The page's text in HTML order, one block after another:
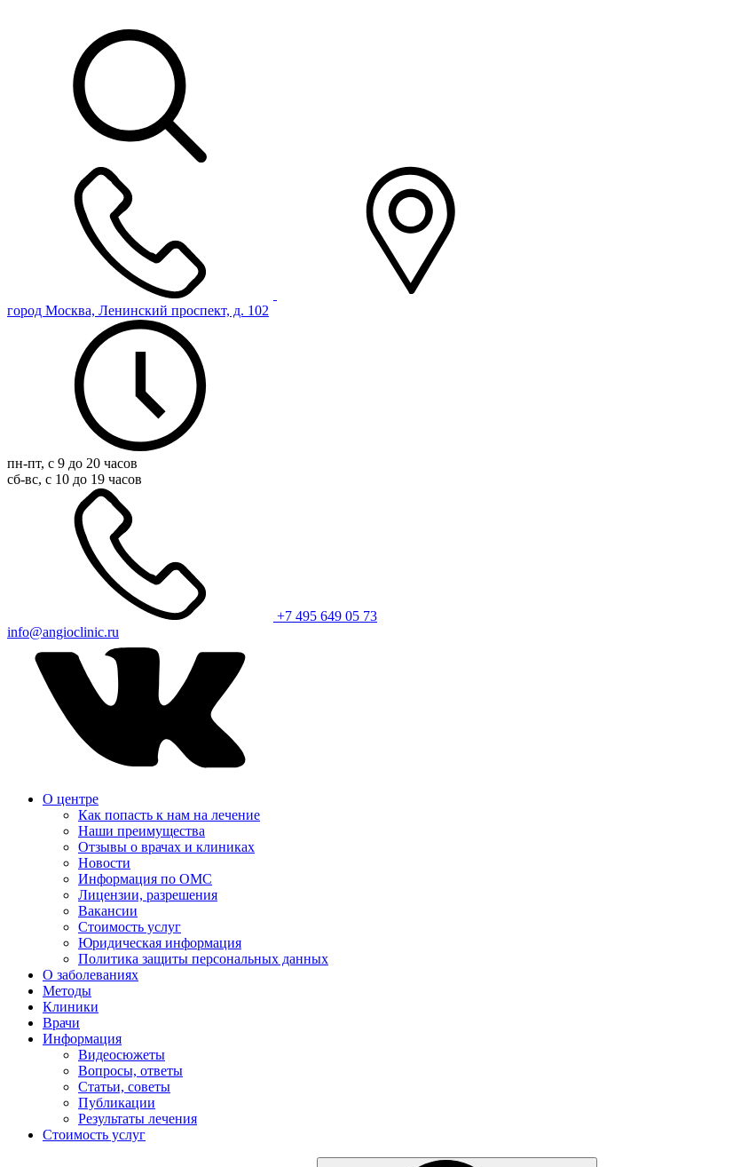
город Москва, Ленинский проспект, д. 102
пн-пт, с 9 до 20 часов
сб-вс, с 10 до 19 часов
+7 495 649 05 73
info@angioclinic.ru
О центре
Как попасть к нам на лечение
Наши преимущества
Отзывы о врачах и клиниках
Новости
Информация по ОМС
Лицензии, разрешения
Вакансии
Стоимость услуг
Юридическая информация
Политика защиты персональных данных
О заболеваниях
Методы
Клиники
Врачи
Информация
Видеосюжеты
Вопросы, ответы
Статьи, советы
Публикации
Результаты лечения
Стоимость услуг